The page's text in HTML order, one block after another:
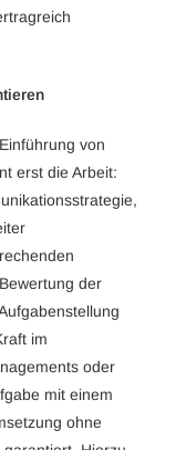
von
erst die Arbeit:
der
im
oder
mit einem
ohne